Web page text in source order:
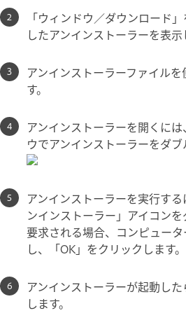
「ウィンドウ／ダウンロード
したアンインストーラーを表示
アンインストーラーファイル
す。
アンインストーラーを開くに
ウでアンインストーラーをダブ
アンインストーラーを実行す
ンインストーラー」アイコンを
要求される場合、コンピュー
し、「OK」をクリックします。
アンインストーラーが起動し
します。